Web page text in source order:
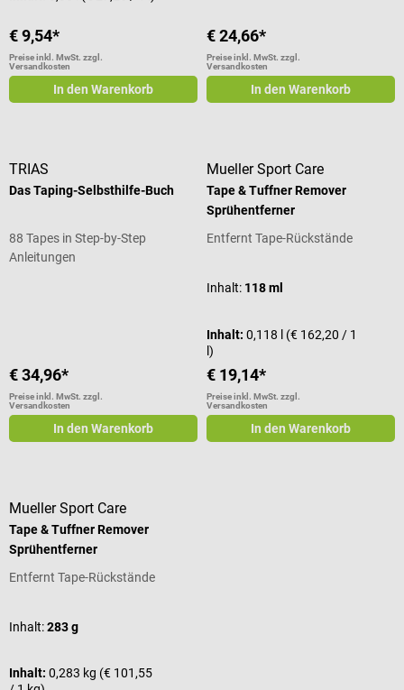
€ 9,54*
Preise inkl. MwSt. zzgl.
Versandkosten
In den Warenkorb
€ 24,66*
Preise inkl. MwSt. zzgl.
Versandkosten
In den Warenkorb
TRIAS
Das Taping-Selbsthilfe-Buch
88 Tapes in Step-by-Step
Anleitungen
€ 34,96*
Preise inkl. MwSt. zzgl.
Versandkosten
In den Warenkorb
Mueller Sport Care
Tape & Tuffner Remover
Sprühentferner
Entfernt Tape-Rückstände
Inhalt: 118 ml
Inhalt:0,118 l (€ 162,20 / 1
l)
€ 19,14*
Preise inkl. MwSt. zzgl.
Versandkosten
In den Warenkorb
Mueller Sport Care
Tape & Tuffner Remover
Sprühentferner
Entfernt Tape-Rückstände
Inhalt:283 g
Inhalt: 0,283 kg (€ 101,55